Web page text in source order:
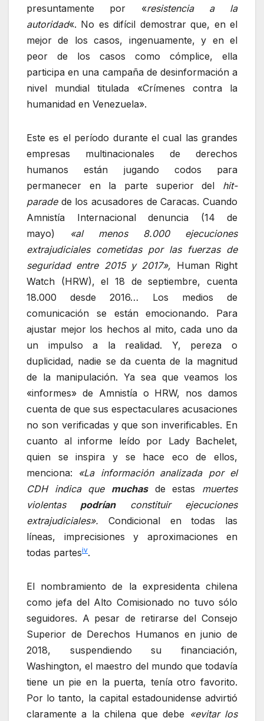
presuntamente por «resistencia a la
autoridad«. No es difícil demostrar que, en el
mejor de los casos, ingenuamente, y en el
peor de los casos como cómplice, ella
participa en una campaña de desinformación a
nivel mundial titulada «Crímenes contra la
humanidad en Venezuela».
Este es el período durante el cual las grandes
empresas multinacionales de derechos
humanos están jugando codos para
permanecer en la parte superior del hit-
paradede los acusadores de Caracas. Cuando
Amnistía Internacional denuncia (14 de
mayo) «al menos 8.000 ejecuciones
extrajudiciales cometidas por las fuerzas de
seguridad entre 2015 y 2017», Human Right
Watch (HRW), el 18 de septiembre, cuenta
18.000 desde 2016… Los medios de
comunicación se están emocionando. Para
ajustar mejor los hechos al mito, cada uno da
un impulso a la realidad. Y, pereza o
duplicidad, nadie se da cuenta de la magnitud
de la manipulación. Ya sea que veamos los
«informes» de Amnistía o HRW, nos damos
cuenta de que sus espectaculares acusaciones
no son verificadas y que son inverificables. En
cuanto al informe leído por Lady Bachelet,
quien se inspira y se hace eco de ellos,
menciona: «La información analizada por el
CDH indica que
muchasde estas muertes
violentas
podrían constituir
ejecuciones
extrajudiciales». Condicional en todas las
líneas, imprecisiones y aproximaciones en
todas partesiv.
El nombramiento de la expresidenta chilena
como jefa del Alto Comisionado no tuvo sólo
seguidores. A pesar de retirarse del Consejo
Superior de Derechos Humanos en junio de
2018, suspendiendo su financiación,
Washington, el maestro del mundo que todavía
tiene un pie en la puerta, tenía otro favorito.
Por lo tanto, la capital estadounidense advirtió
claramente a la chilena que debe «evitar los